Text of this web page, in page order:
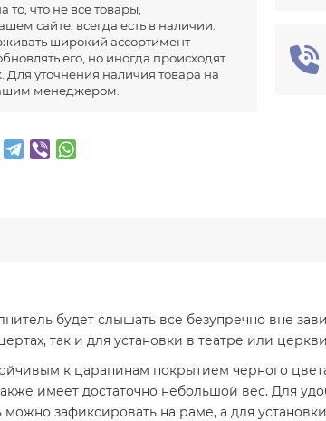
что не все товары,
сайте, всегда есть в наличии.
широкий ассортимент
его, но иногда происходят
Для уточнения наличия товара на
менеджером.
будет слышать все безупречно вне
так и для установки в театре или
к царапинам покрытием черного
имеет достаточно небольшой вес. Для
зафиксировать на раме, а для